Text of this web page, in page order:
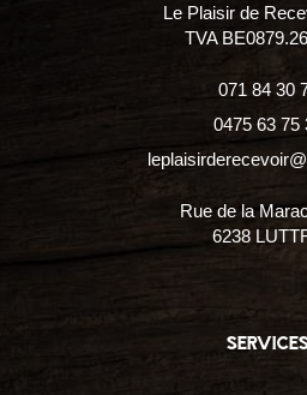
Le Plaisir de
TVA
071 84 30
0475 63 75
Rue de la
6238